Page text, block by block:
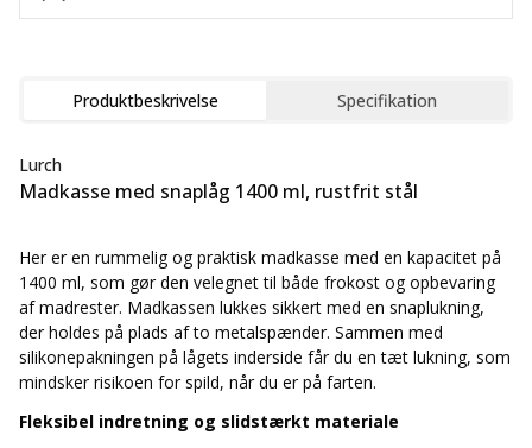
Produktbeskrivelse Specifikation
Lurch
Madkasse med snaplåg 1400 ml, rustfrit stål
Her er en rummelig og praktisk madkasse med en kapacitet på
1400 ml, som gør den velegnet til både frokost og opbevaring
af madrester. Madkassen lukkes sikkert med en snaplukning,
der holdes på plads af to metalspænder. Sammen med
silikonepakningen på lågets inderside får du en tæt lukning, som
mindsker risikoen for spild, når du er på farten.
Fleksibel indretning og slidstærkt materiale